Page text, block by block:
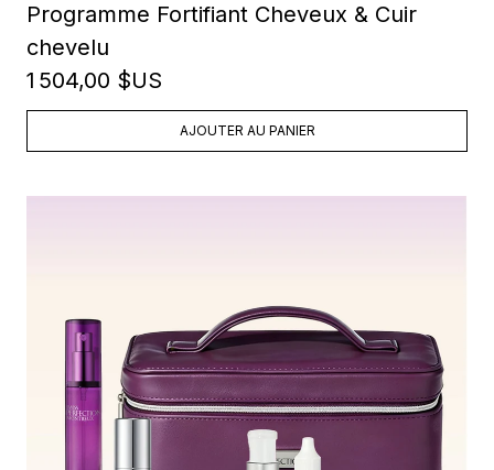
Programme Fortifiant Cheveux & Cuir
chevelu
1 504,00 $US
AJOUTER AU PANIER